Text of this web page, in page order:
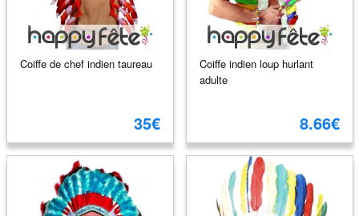
Coiffe de chef indien taureau
35€
Coiffe indien loup hurlant
adulte
8.66€